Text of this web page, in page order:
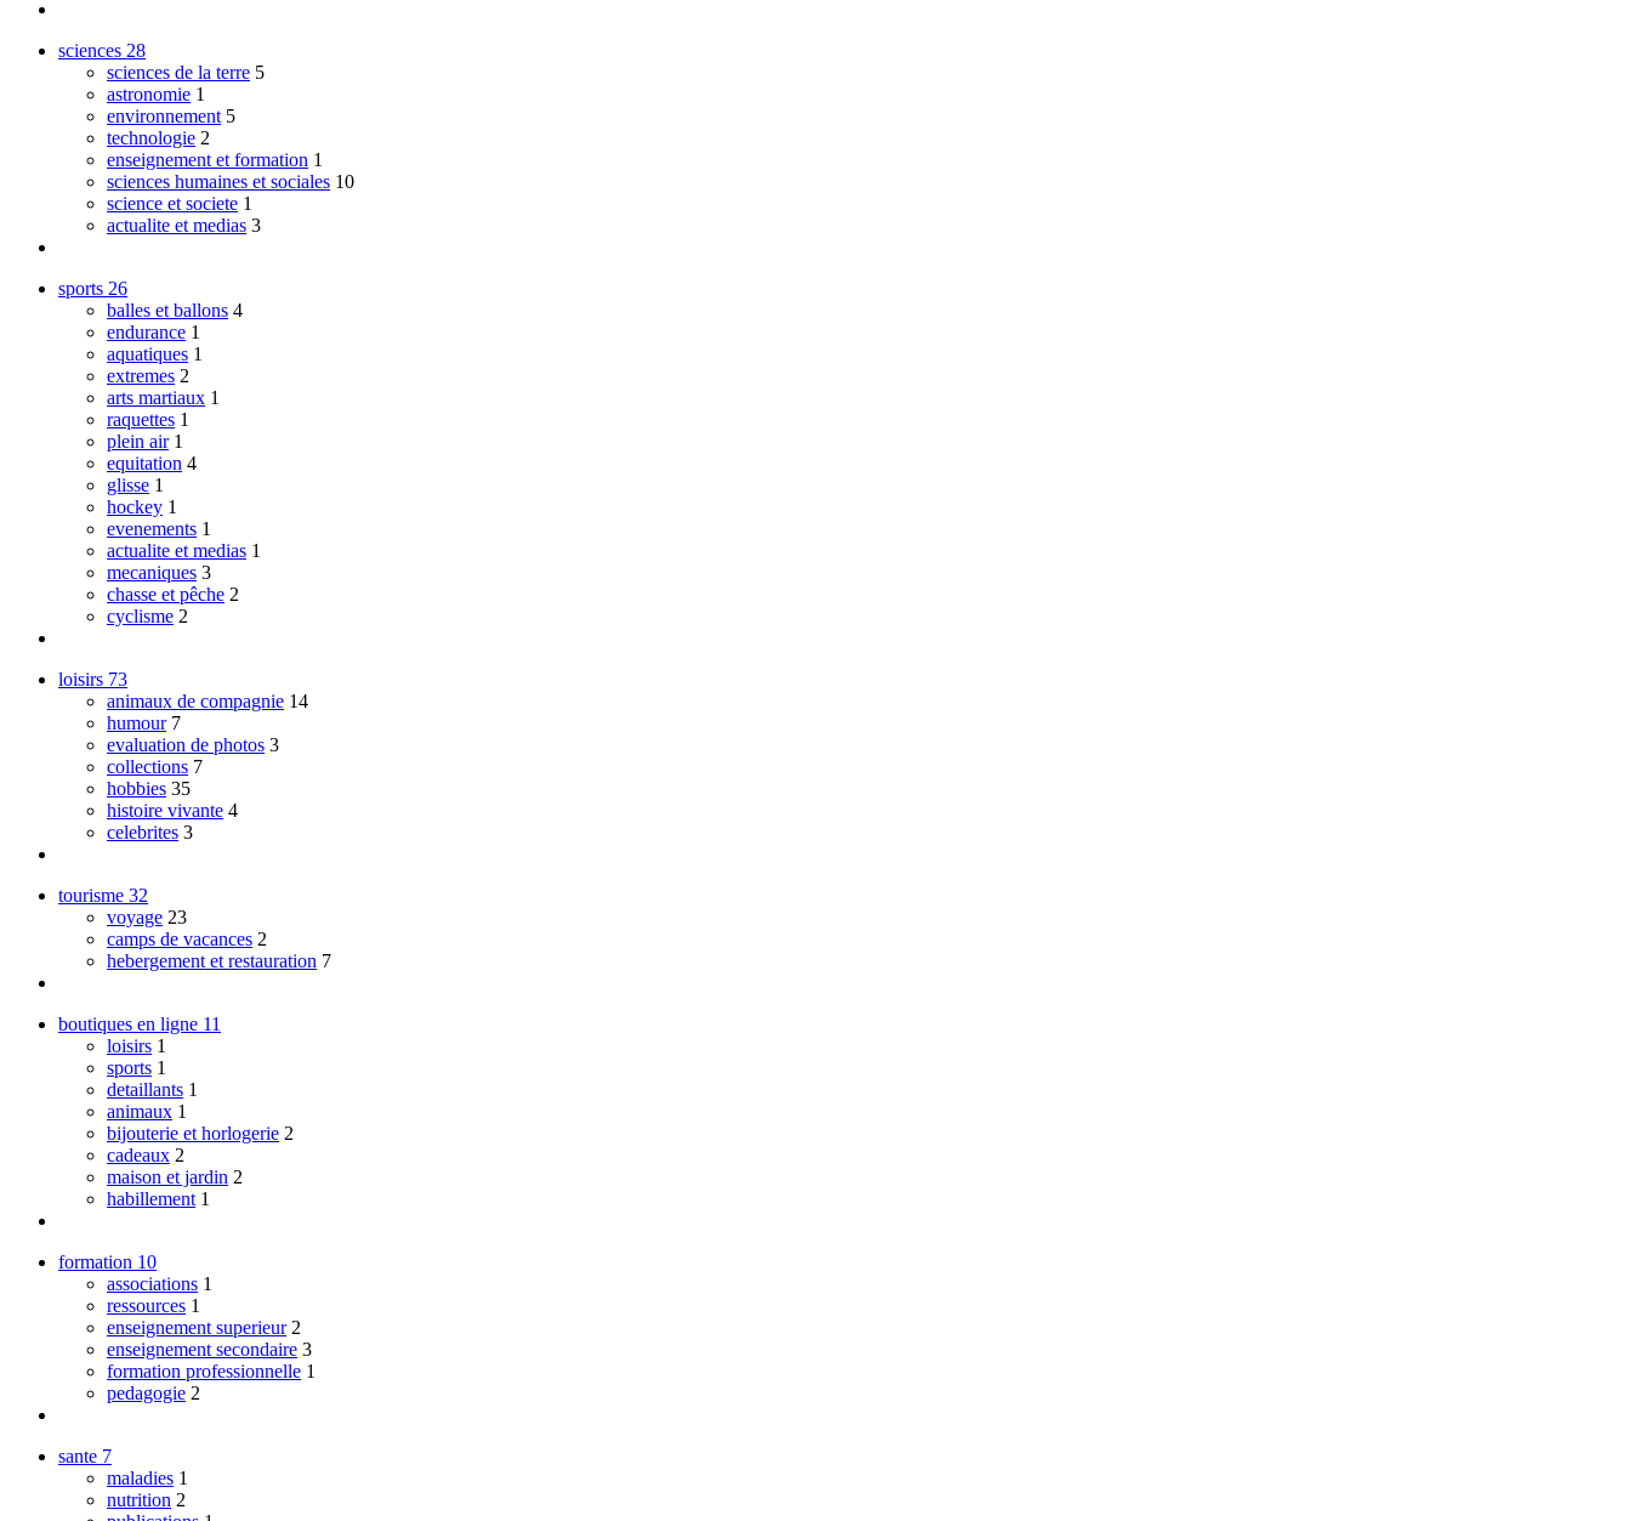
sciences 28
sciences de la terre 5
astronomie 1
environnement 5
technologie 2
enseignement et formation 1
sciences humaines et sociales 10
science et societe 1
actualite et medias 3
sports 26
balles et ballons 4
endurance 1
aquatiques 1
extremes 2
arts martiaux 1
raquettes 1
plein air 1
equitation 4
glisse 1
hockey 1
evenements 1
actualite et medias 1
mecaniques 3
chasse et pêche 2
cyclisme 2
loisirs 73
animaux de compagnie 14
humour 7
evaluation de photos 3
collections 7
hobbies 35
histoire vivante 4
celebrites 3
tourisme 32
voyage 23
camps de vacances 2
hebergement et restauration 7
boutiques en ligne 11
loisirs 1
sports 1
detaillants 1
animaux 1
bijouterie et horlogerie 2
cadeaux 2
maison et jardin 2
habillement 1
formation 10
associations 1
ressources 1
enseignement superieur 2
enseignement secondaire 3
formation professionnelle 1
pedagogie 2
sante 7
maladies 1
nutrition 2